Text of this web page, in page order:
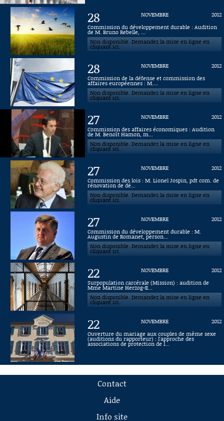
28 NOVEMBRE
2012
Commission du développement durable : Audition
de M. Bruno Rebelle, ...
Non disponible. Demandez la mise en ligne en
cliquant ici.
28 NOVEMBRE
2012
Commission de la défense et commission des
affaires européennes : M....
Non disponible. Demandez la mise en ligne en
cliquant ici.
27 NOVEMBRE
2012
Commission des affaires économiques : Audition
de M. Benoît Hamon, m...
Non disponible. Demandez la mise en ligne en
cliquant ici.
27 NOVEMBRE
2012
Commission des lois : M. Lionel Jospin, pdt com. de
rénovation de dé...
Non disponible. Demandez la mise en ligne en
cliquant ici.
27 NOVEMBRE
2012
Commission du développement durable : M.
Augustin de Romanet, person...
Non disponible. Demandez la mise en ligne en
cliquant ici.
22 NOVEMBRE
2012
Surpopulation carcérale (Mission) : audition de
Mme Martine Herzog-E...
Non disponible. Demandez la mise en ligne en
cliquant ici.
22 NOVEMBRE
2012
Ouverture du mariage aux couples de même sexe
(auditions du rapporteur) : l'approche des
associations de protection de l...
Contact
Aide
Info site